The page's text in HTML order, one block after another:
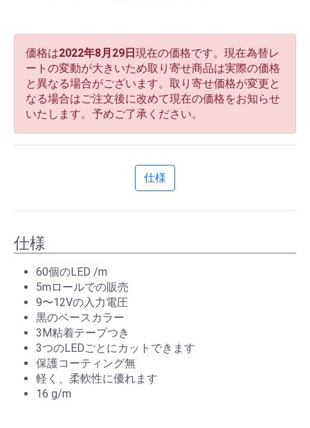
価格は2022年8月29日現在の価格です。現在為替レ
ートの変動が大きいため取り寄せ商品は実際の価格
と異なる場合がございます。取り寄せ価格が変更と
なる場合はご注文後に改めて現在の価格をお知らせ
いたします。予めご了承ください。
仕様
仕様
60個のLED /m
5mロールでの販売
9〜12Vの入力電圧
黒のベースカラー
3M粘着テープつき
3つのLEDごとにカットできます
保護コーティング無
軽く、柔軟性に優れます
16 g/m